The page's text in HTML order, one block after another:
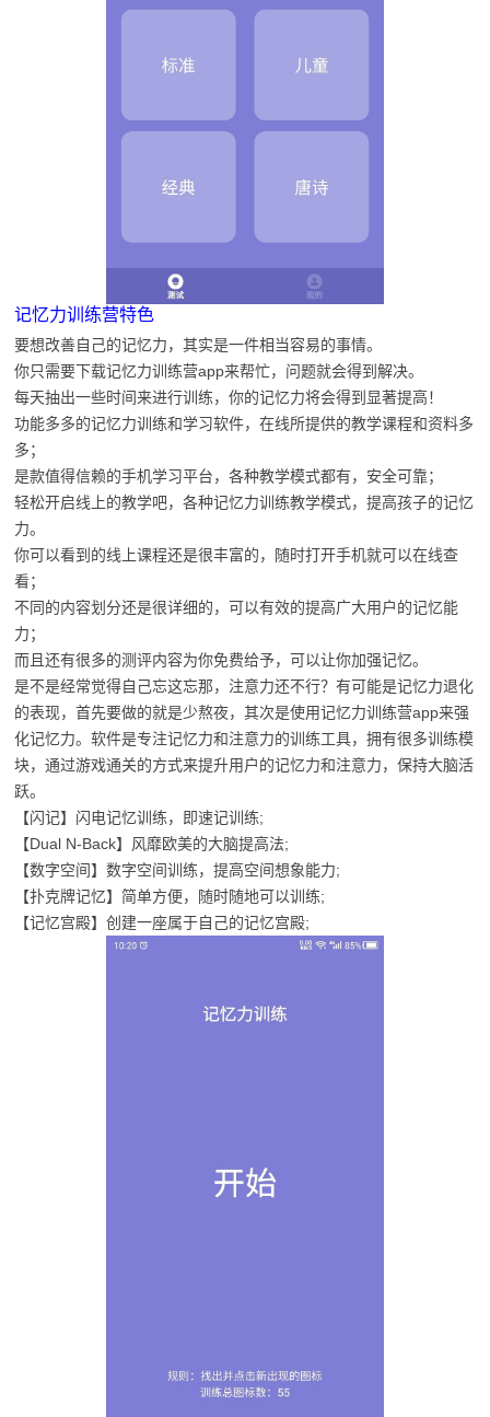
记忆力训练营特色
要想改善自己的记忆力，其实是一件相当容易的事情。
你只需要下载记忆力训练营app来帮忙，问题就会得到解决。
每天抽出一些时间来进行训练，你的记忆力将会得到显著提高！
功能多多的记忆力训练和学习软件，在线所提供的教学课程和资料多
多；
是款值得信赖的手机学习平台，各种教学模式都有，安全可靠；
轻松开启线上的教学吧，各种记忆力训练教学模式，提高孩子的记忆
力。
你可以看到的线上课程还是很丰富的，随时打开手机就可以在线查
看；
不同的内容划分还是很详细的，可以有效的提高广大用户的记忆能
力；
而且还有很多的测评内容为你免费给予，可以让你加强记忆。
是不是经常觉得自己忘这忘那，注意力还不行？有可能是记忆力退化
的表现，首先要做的就是少熬夜，其次是使用记忆力训练营app来强
化记忆力。软件是专注记忆力和注意力的训练工具，拥有很多训练模
块，通过游戏通关的方式来提升用户的记忆力和注意力，保持大脑活
跃。
【闪记】闪电记忆训练，即速记训练;
【Dual N-Back】风靡欧美的大脑提高法;
【数字空间】数字空间训练，提高空间想象能力;
【扑克牌记忆】简单方便，随时随地可以训练;
【记忆宫殿】创建一座属于自己的记忆宫殿;